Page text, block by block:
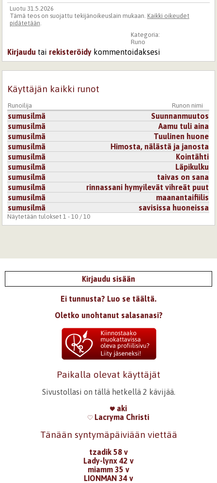
Luotu 31.5.2026
Tämä teos on suojattu tekijänoikeuslain mukaan. Kaikki oikeudet
pidätetään.
Kategoria:
Runo
Kirjaudu tai rekisteröidy kommentoidaksesi
Käyttäjän kaikki runot
Runoilija Runon nimi
sumusilmä
Suunnanmuutos
sumusilmä
Aamu tuli aina
sumusilmä
Tuulinen huone
sumusilmä
Himosta, nälästä ja janosta
sumusilmä
Kointähti
sumusilmä
Läpikulku
sumusilmä
taivas on sana
sumusilmä
rinnassani hymyilevät vihreät puut
sumusilmä
maanantaifiilis
sumusilmä
savisissa huoneissa
Näytetään tulokset 1 - 10 / 10
Kirjaudu sisään
Ei tunnusta? Luo se täältä.
Oletko unohtanut salasanasi?
Paikalla olevat käyttäjät
Sivustollasi on tällä hetkellä 2 kävijää.
aki
Lacryma Christi
Tänään syntymäpäiviään viettää
tzadik 58 v
Lady-lynx 42 v
miamm 35 v
LIONMAN 34 v